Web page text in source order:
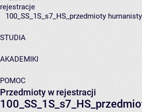
rejestracje
100_SS_1S_s7_HS_przedmioty
STUDIA
AKADEMIKI
POMOC
Przedmioty w rejestracji